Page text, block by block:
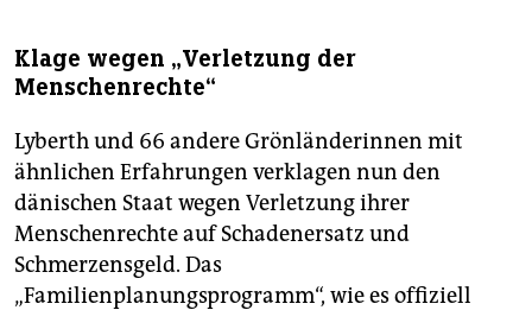
beispielsweise auch den Rohstoffsektor. Die
Entscheidung über eine volle Selbstständigkeit liegt
Größtes Hindernis
dafür ist bisher die finanzielle
Abhängigkeit von Dänemark, das die Hälfte zu
Grönländs Budget beiträgt. Die strategische
Bedeutung der Insel ist mit Russlands Krieg in der
Ukraine gewachsen. Die USA rüsten ihre
nordgrönländische Militärbasis Thule stark auf.(wolff)
Klage wegen „Verletzung der
Menschenrechte“
Lyberth und 66 andere Grönländerinnen mit
ähnlichen Erfahrungen verklagen nun den
dänischen Staat wegen Verletzung ihrer
Menschenrechte auf Schadenersatz und
Schmerzensgeld. Das
„Familienplanungsprogramm“, wie es offiziell